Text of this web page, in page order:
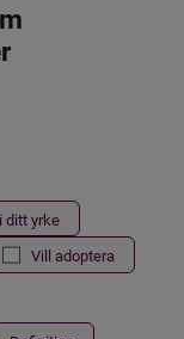
ditt yrke
Vill adoptera